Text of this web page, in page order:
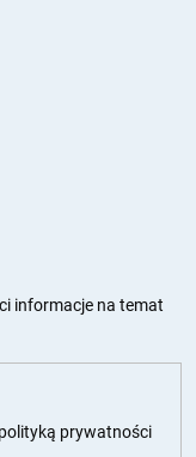
informacje na temat
polityką prywatności